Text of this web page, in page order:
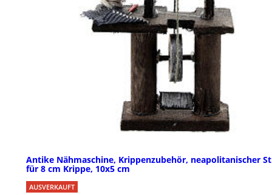
Antike Nähmaschine, Krippenzubehör, neapolitanischer
für 8 cm Krippe, 10x5 cm
AUSVERKAUFT